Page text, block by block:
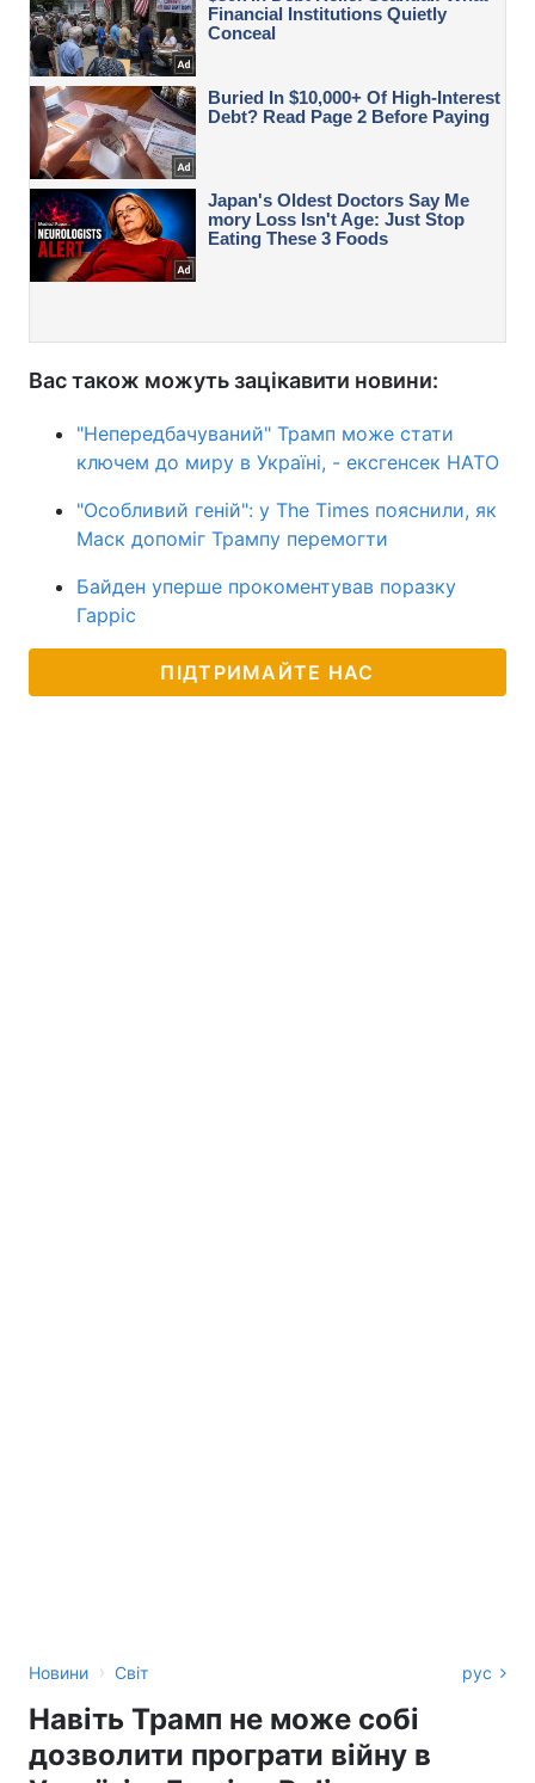
Вас також можуть зацікавити новини:
"Непередбачуваний" Трамп може стати
ключем до миру в Україні, - ексгенсек НАТО
"Особливий геній": у The Times пояснили, як
Маск допоміг Трампу перемогти
Байден уперше прокоментував поразку
Гарріс
ПІДТРИМАЙТЕ НАС
Новини › Світ рус
Навіть Трамп не може собі
дозволити програти війну в